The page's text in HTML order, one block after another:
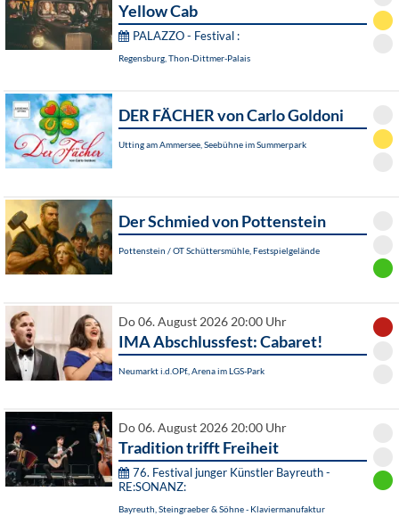
Yellow Cab
PALAZZO - Festival :
Regensburg, Thon-Dittmer-Palais
DER FÄCHER von Carlo Goldoni
Utting am Ammersee, Seebühne im Summerpark
Der Schmied von Pottenstein
Pottenstein / OT Schüttersmühle, Festspielgelände
Do 06. August 2026 20:00 Uhr
IMA Abschlussfest: Cabaret!
Neumarkt i.d.OPf., Arena im LGS-Park
Do 06. August 2026 20:00 Uhr
Tradition trifft Freiheit
76. Festival junger Künstler Bayreuth -
RE:SONANZ:
Bayreuth, Steingraeber & Söhne - Klaviermanufaktur